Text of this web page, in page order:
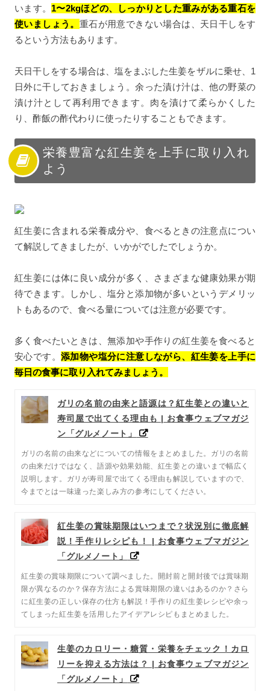
います。 1〜2kgほどの、しっかりとした重みがある重石を
使いましょう。 重石が用意できない場合は、天日干しをす
るという方法もあります。
天日干しをする場合は、塩をまぶした生姜をザルに乗せ、1
日外に干しておきましょう。余った漬け汁は、他の野菜の
漬け汁として再利用できます。肉を漬けて柔らかくした
り、酢飯の酢代わりに使ったりすることもできます。
栄養豊富な紅生姜を上手に取り入れ
よう
紅生姜に含まれる栄養成分や、食べるときの注意点につい
て解説してきましたが、いかがでしたでしょうか。
紅生姜には体に良い成分が多く、さまざまな健康効果が期
待できます。しかし、塩分と添加物が多いというデメリッ
トもあるので、食べる量については注意が必要です。
多く食べたいときは、無添加や手作りの紅生姜を食べると
安心です。 添加物や塩分に注意しながら、紅生姜を上手に
毎日の食事に取り入れてみましょう。
ガリの名前の由来と語源は？紅生姜との違いと
寿司屋で出てくる理由も | お食事ウェブマガジ
ン「グルメノート」
ガリの名前の由来などについての情報をまとめました。ガリの名前
の由来だけではなく、語源や効果効能、紅生姜との違いまで幅広く
説明します。ガリが寿司屋で出てくる理由も解説していますので、
今までとは一味違った楽しみ方の参考にしてください。
紅生姜の賞味期限はいつまで？状況別に徹底解
説！手作りレシピも！ | お食事ウェブマガジン
「グルメノート」
紅生姜の賞味期限について調べました。開封前と開封後では賞味期
限が異なるのか？保存方法による賞味期限の違いはあるのか？さら
に紅生姜の正しい保存の仕方も解説！手作りの紅生姜レシピや余っ
てしまった紅生姜を活用したアイデアレシピもまとめました。
生姜のカロリー・糖質・栄養をチェック！カロ
リーを抑える方法は？ | お食事ウェブマガジン
「グルメノート」